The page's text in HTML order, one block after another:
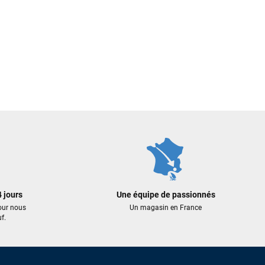
jours
nous
Une équipe de passionnés
Un magasin en France